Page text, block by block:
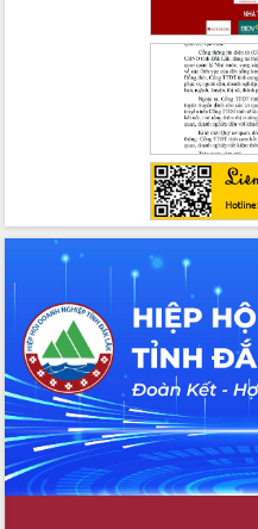
UBND tỉnh họp báo định kỳ tháng 4
Hội thảo khoa học “Giải pháp thúc đẩy
phát triển nền kinh tế xanh tại tỉnh
Tăng cường giám sát, đôn đốc thực
hiện nhiệm vụ quản lý tài sản công
Tháo gỡ những vướng mắc, đẩy mạnh
công tác cải cách thủ tục hành chính
tại Trung tâm Phục vụ hành chính
công tỉnh
Đắk Lắk: Tôn vinh 46 giải pháp tại Hội
thi Sáng tạo Kỹ thuật 2024 - 2025
Đắk Lắk rà soát, điều chỉnh Đề án 190
về phát triển nuôi trồng thủy sản
Phó Chủ tịch UBND tỉnh Đắk Lắk
Trương Công Thái kiểm tra thực địa
Dự án cao tốc Khánh Hòa - Buôn Ma